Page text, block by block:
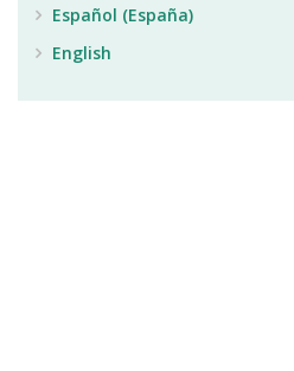
Español (España)
English